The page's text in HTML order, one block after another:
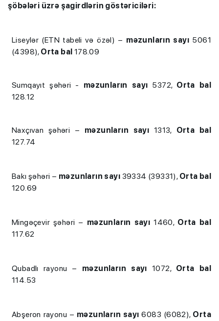
şöbələri üzrə şagirdlərin göstəriciləri:
Liseylər (ETN tabeli və özəl) – məzunların sayı 5061
(4398), Orta bal 178.09
Sumqayıt şəhəri - məzunların sayı 5372, Orta bal
128.12
Naxçıvan şəhəri – məzunların sayı 1313, Orta bal
127.74
Bakı şəhəri – məzunların sayı 39334 (39331), Orta bal
120.69
Mingəçevir şəhəri – məzunların sayı1460, Orta bal
117.62
Qubadlı rayonu – məzunların sayı 1072, Orta bal
114.53
Abşeron rayonu – məzunların sayı 6083 (6082), Orta